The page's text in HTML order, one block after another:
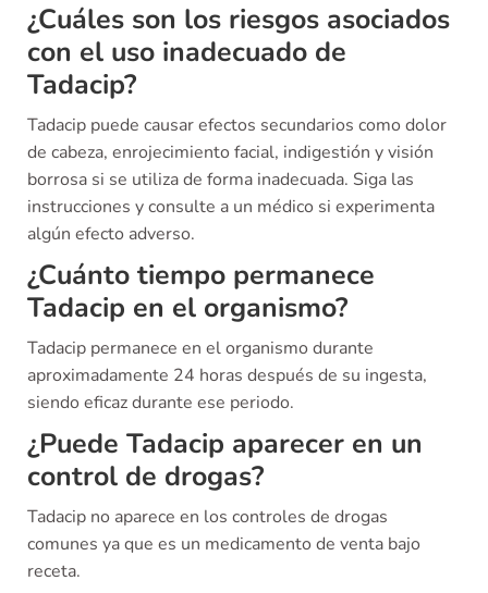
¿Cuáles son los riesgos asociados
con el uso inadecuado de
Tadacip?
Tadacip puede causar efectos secundarios como dolor
de cabeza, enrojecimiento facial, indigestión y visión
borrosa si se utiliza de forma inadecuada. Siga las
instrucciones y consulte a un médico si experimenta
algún efecto adverso.
¿Cuánto tiempo permanece
Tadacip en el organismo?
Tadacip permanece en el organismo durante
aproximadamente 24 horas después de su ingesta,
siendo eficaz durante ese periodo.
¿Puede Tadacip aparecer en un
control de drogas?
Tadacip no aparece en los controles de drogas
comunes ya que es un medicamento de venta bajo
receta.